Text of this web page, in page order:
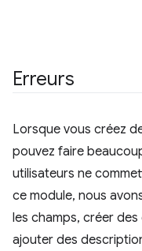
Erreurs
Lorsque vous créez
pouvez faire
utilisateurs ne
ce module, nous
les champs, créer
ajouter des